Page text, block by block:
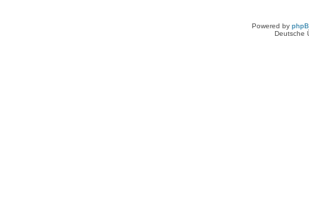
Powered by
Deutsche